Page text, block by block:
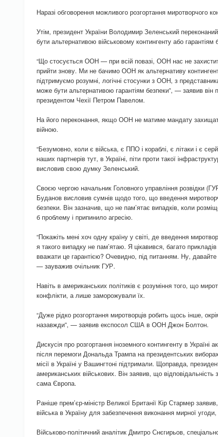
Наразі обговорення можливого розгортання миротворчого
Утім, президент України Володимир Зеленський
бути альтернативою військовому контингенту або гарантіям
“Що стосується ООН — при всій повазі, ООН нас не
прийти знову. Ми не бачимо ООН як альтернативу
підтримуємо розумні, логічні стосунки з ООН, з
може бути альтернативою гарантіям безпеки”, — заявив він
президентом Чехії Петром Павелом.
На його переконання, якщо ООН не матиме мандату
війною.
“Безумовно, коли є війська, є ППО і кораблі, є літаки і є
наших партнерів тут, в Україні, піти проти такої
висловив свою думку Зеленський.
Своєю чергою начальник Головного управління розвідки
Буданов висловив сумнів щодо того, що введення
безпеки. Він зазначив, що не пам’ятає випадків, коли
б проблему і припинило агресію.
“Покажіть мені хоч одну країну у світі, де введення
я такого випадку не пам’ятаю. Я цікавився, багато
вважати це гарантією? Очевидно, під питанням. Ну,
— зауважив очільник ГУР.
Навіть в американських політиків є розуміння того, що
конфлікти, а лише заморожували їх.
“Дуже рідко розгортання миротворців робить щось інше,
назавжди”, — заявив експосол США в ООН Джон Болтон.
Дискусія про розгортання іноземного контингенту в Україні
після перемоги Дональда Трампа на президентських
місії в Україні у Вашингтоні підтримали. Щоправда,
американських військових. Він заявив, що відповідальність
сама Європа.
Раніше прем’єр-міністр Великої Британії Кір Стармер
війська в Україну для забезпечення виконання мирної
Військово-політичний аналітик Дмитро Снєгирьов,